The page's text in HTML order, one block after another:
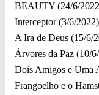
BEAUTY (24/6/
Interceptor (3/6/2022)
A Ira de Deus (15/6/
Árvores da Paz (10/
Dois Amigos e Uma
Frangoelho e o